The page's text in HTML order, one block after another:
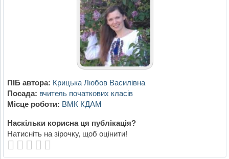
ПІБ автора: Крицька Любов Василівна
Посада: вчитель початкових класів
Місце роботи: ВМК КДАМ
Наскільки корисна ця публікація?
Натисніть на зірочку, щоб оцінити!